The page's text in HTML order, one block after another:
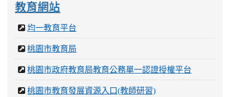
教育網站
均一教育平台
桃園市教育局
桃園市政府教育局教育公務單一認證授權平台
桃園市教育發展資源入口(教師研習)